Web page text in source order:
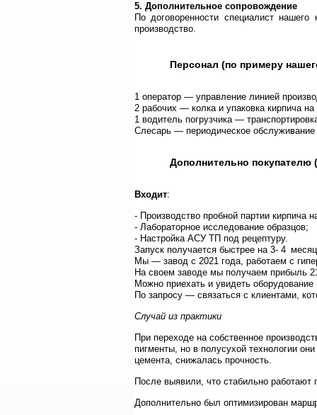
5. Дополнительное сопровождение
По договоренности специалист
производство.
Персонал (по примеру
1 оператор — управление линией
2 рабочих — колка и упаковка кирпича
1 водитель погрузчика —
Слесарь — периодическое
Дополнительно покупателю
Входит:
- Производство пробной партии кирпича
- Лабораторное исследование образцов;
- Настройка АСУ ТП под рецептуру.
Запуск получается быстрее на 3- 4
Мы — завод с 2021 года, работаем с
На своем заводе мы получаем прибыль
Можно приехать и увидеть
По запросу — связаться с клиентами,
Случай из практики
При переходе на собственное
пигменты, но в полусухой технологии
цемента, снижалась прочность.
После выявили, что стабильно
Дополнительно был оптимизирован